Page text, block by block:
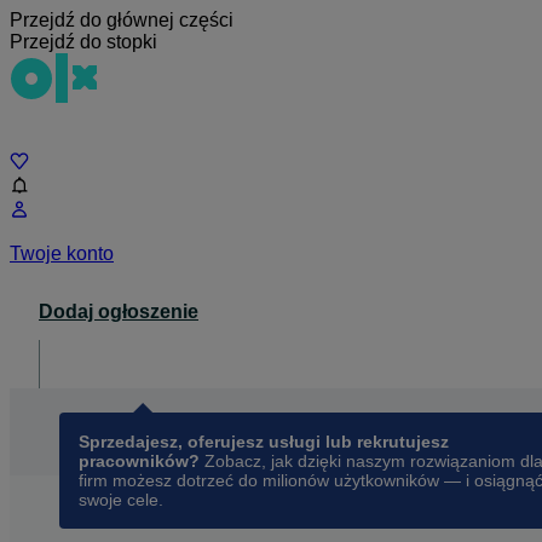
Przejdź do głównej części
Przejdź do stopki
Twoje konto
Dodaj ogłoszenie
Sprzedajesz, oferujesz usługi lub rekrutujesz
pracowników? Zobacz, jak dzięki naszym rozwiązaniom dla
firm możesz dotrzeć do milionów użytkowników — i osiągnąć
swoje cele.